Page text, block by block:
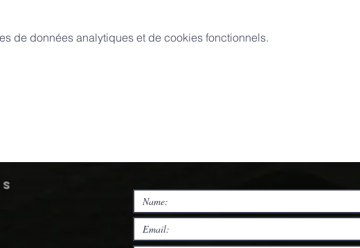
de données analytiques et de cookies fonctionnels.